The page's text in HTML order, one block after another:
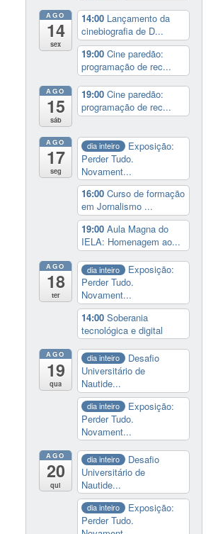
AGO
14
sex
14:00 Lançamento da
cinebiografia de D...
19:00Cine paredão:
programação de rec...
AGO
15
sáb
19:00Cine paredão:
programação de rec...
AGO
17
seg
dia inteiro
Exposição:
Perder Tudo.
Novament...
16:00Curso de formação
em Jornalismo ...
19:00Aula Magna do
IELA: Homenagem ao...
AGO
18
ter
dia inteiro
Exposição:
Perder Tudo.
Novament...
14:00Soberania
tecnológica e digital
AGO
19
qua
dia inteiro
Desafio
Universitário de
Nautide...
dia inteiro
Exposição:
Perder Tudo.
Novament...
AGO
20
qui
dia inteiro
Desafio
Universitário de
Nautide...
dia inteiro
Exposição:
Perder Tudo.